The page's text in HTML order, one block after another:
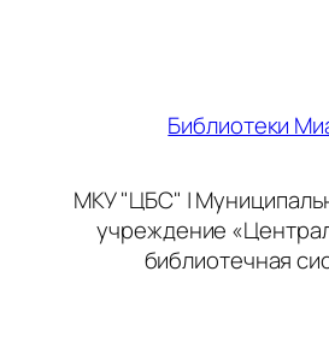
Библиотеки
МКУ "ЦБС" |
учреждение
библиотечная